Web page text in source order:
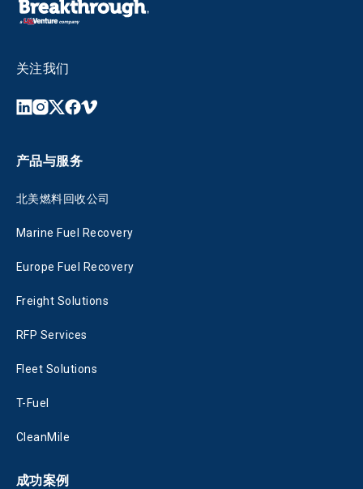
关注我们
产品与服务
北美燃料回收公司
Marine Fuel Recovery
Europe Fuel Recovery
Freight Solutions
RFP Services
Fleet Solutions
T-Fuel
CleanMile
成功案例